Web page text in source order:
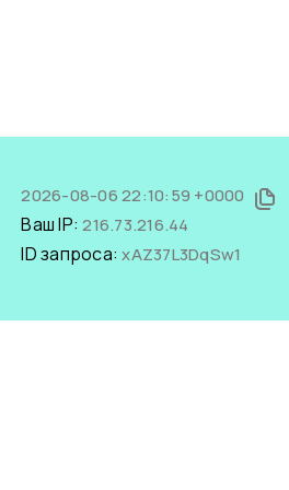
2026-08-06 22:10:59 +0000
Ваш IP:216.73.216.44
ID запроса:xAZ37L3DqSw1